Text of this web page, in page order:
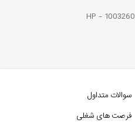
HP - 1003260
سوالات متداول
فرصت های شغلی